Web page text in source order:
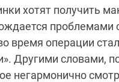
хотят получить
проблемами
время операции
Другими словами,
негармонично